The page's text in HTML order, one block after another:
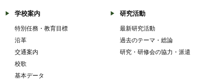
学校案内
特別任務・教育目標
沿革
交通案内
校歌
基本データ
研究活動
最新研究活動
過去のテーマ・総論
研究・研修会の協力・派遣